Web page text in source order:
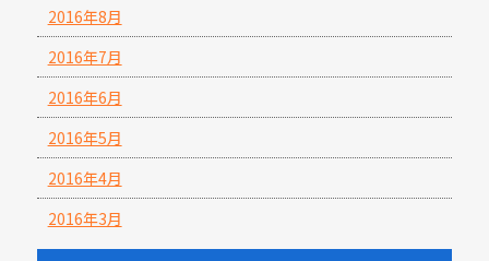
2016年8月
2016年7月
2016年6月
2016年5月
2016年4月
2016年3月